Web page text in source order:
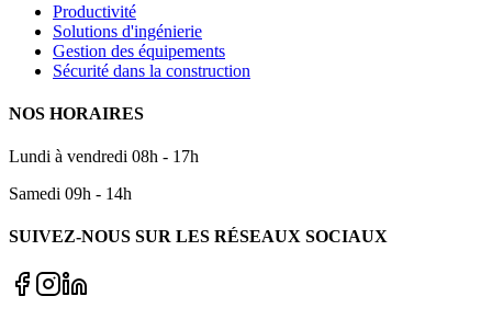
Productivité
Solutions d'ingénierie
Gestion des équipements
Sécurité dans la construction
NOS HORAIRES
Lundi à vendredi 08h - 17h
Samedi 09h - 14h
SUIVEZ-NOUS SUR LES RÉSEAUX SOCIAUX